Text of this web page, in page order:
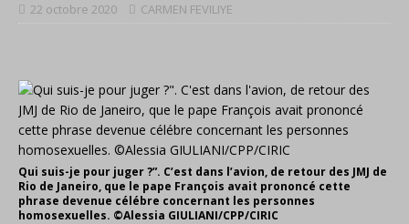
22 octobre 2020 CARMEN FEVILIYE
Qui suis-je pour juger ?”. C’est dans l’avion, de retour des JMJ de
Rio de Janeiro, que le pape François avait prononcé cette
phrase devenue célébre concernant les personnes
homosexuelles. ©Alessia GIULIANI/CPP/CIRIC